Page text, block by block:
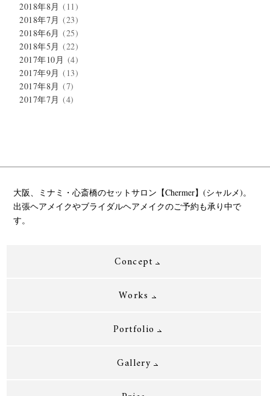
2018年8月 (11)
2018年7月 (23)
2018年6月 (25)
2018年5月 (22)
2017年10月 (4)
2017年9月 (13)
2017年8月 (7)
2017年7月 (4)
大阪、ミナミ・心斎橋のセットサロン【Chermer】(シャルメ)。
出張ヘアメイクやブライダルヘアメイクのご予約も承り中で
す。
Concept
Works
Portfolio
Gallery